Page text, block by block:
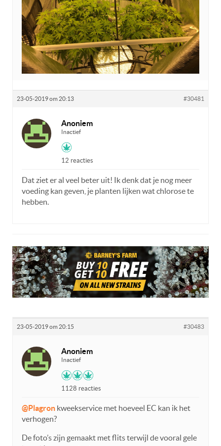
23-05-2019 om 20:13 #30481
Anoniem
Inactief
12 reacties
Dat ziet er al veel beter uit! Ik denk dat je nog meer
voeding kan geven, je planten lijken wat chlorose te
hebben.
23-05-2019 om 20:15 #30483
Anoniem
Inactief
1128 reacties
@Plagron kweekservice met hoeveel EC kan ik het
verhogen?
De foto’s zijn gemaakt met flits terwijl de vooral gele